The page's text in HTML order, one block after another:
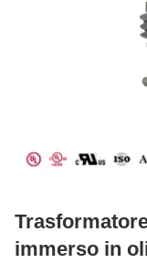
immerso in